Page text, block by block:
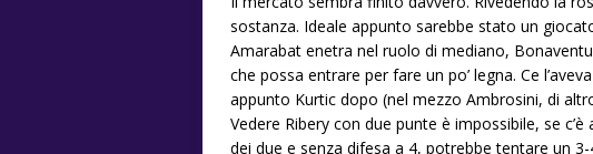
sostanza. Ideale appunto sarebbe stato un
Amarabat enetra nel ruolo di mediano,
che possa entrare per fare un po’ legna. Ce
appunto Kurtic dopo (nel mezzo Ambrosini, di
Vedere Ribery con due punte è impossibile, se
dei due e senza difesa a 4, potrebbe tentare un